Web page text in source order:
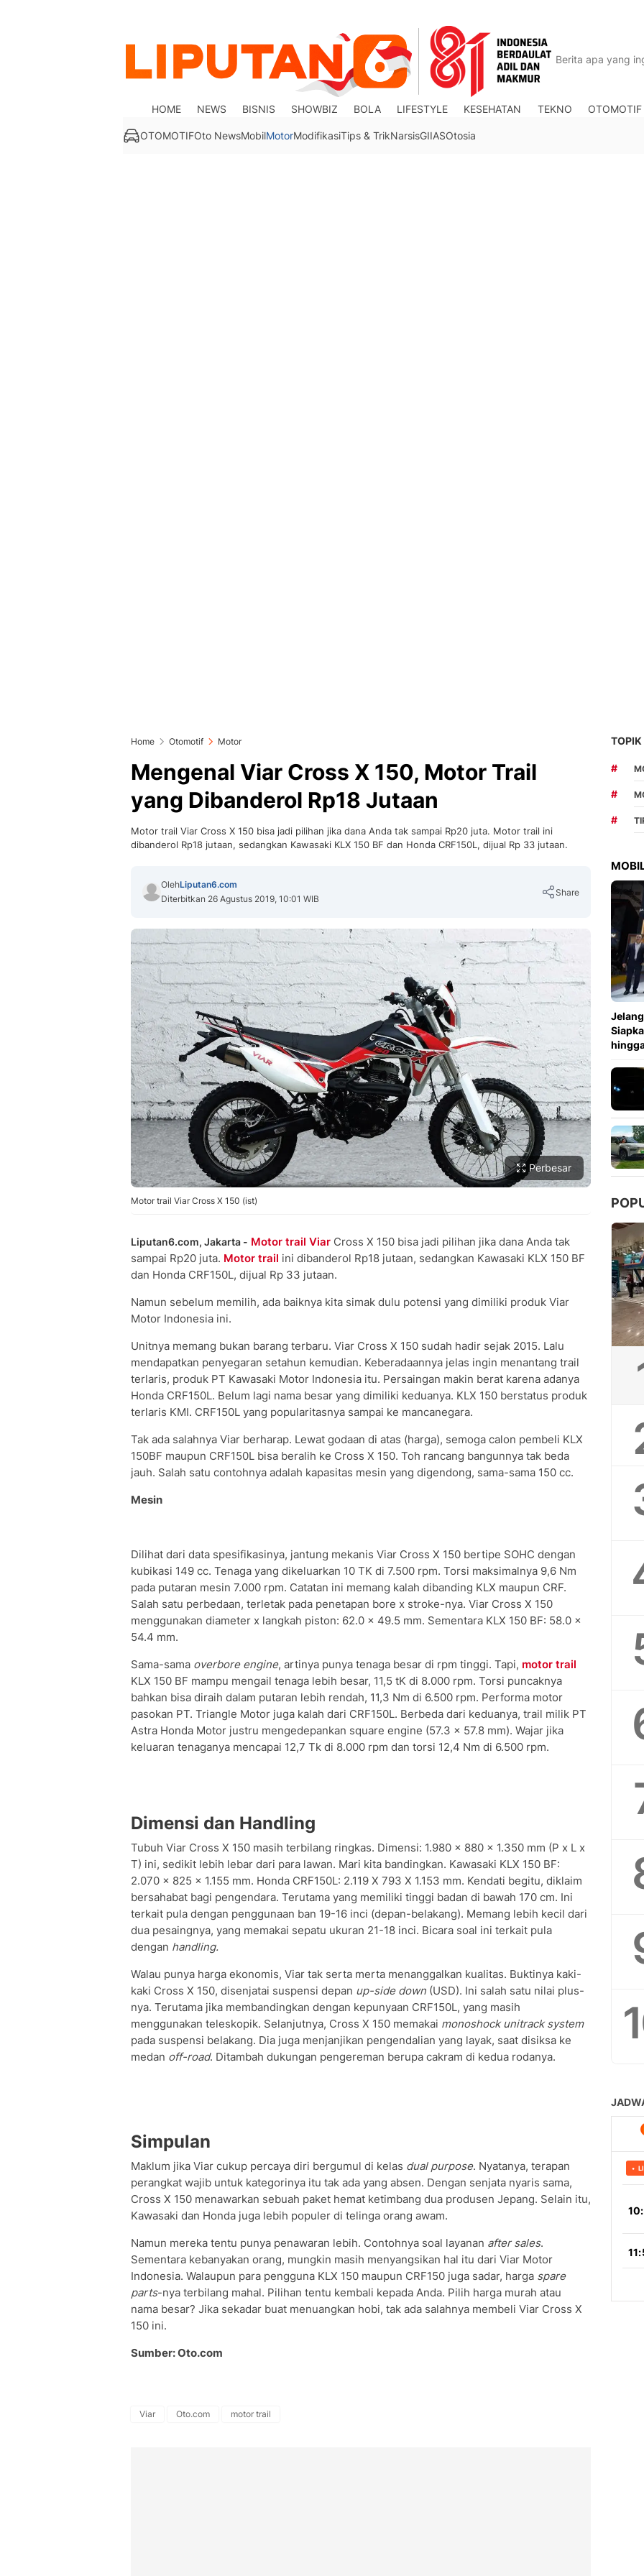
HOME NEWS BISNIS SHOWBIZ BOLA LIFESTYLE KESEHATAN TEKNO OTOMOTIF
OTOMOTIFOto NewsMobilMotorModifikasiTips & TrikNarsisGIIASOtosia
Home Otomotif Motor
Mengenal Viar Cross X 150, Motor Trail
yang Dibanderol Rp18 Jutaan
Motor trail Viar Cross X 150 bisa jadi pilihan jika dana Anda tak sampai Rp20 juta. Motor trail ini
dibanderol Rp18 jutaan, sedangkan Kawasaki KLX 150 BF dan Honda CRF150L, dijual Rp 33 jutaan.
OlehLiputan6.com
Diterbitkan 26 Agustus 2019, 10:01 WIB
Share
Copy Link
Perbesar
Motor trail Viar Cross X 150 (ist)
Liputan6.com, Jakarta - Motor trail Viar Cross X 150 bisa jadi pilihan jika dana Anda tak
sampai Rp20 juta. Motor trail ini dibanderol Rp18 jutaan, sedangkan Kawasaki KLX 150 BF
dan Honda CRF150L, dijual Rp 33 jutaan.
Namun sebelum memilih, ada baiknya kita simak dulu potensi yang dimiliki produk Viar
Motor Indonesia ini.
Unitnya memang bukan barang terbaru. Viar Cross X 150 sudah hadir sejak 2015. Lalu
mendapatkan penyegaran setahun kemudian. Keberadaannya jelas ingin menantang trail
terlaris, produk PT Kawasaki Motor Indonesia itu. Persaingan makin berat karena adanya
Honda CRF150L. Belum lagi nama besar yang dimiliki keduanya. KLX 150 berstatus produk
terlaris KMI. CRF150L yang popularitasnya sampai ke mancanegara.
Tak ada salahnya Viar berharap. Lewat godaan di atas (harga), semoga calon pembeli KLX
150BF maupun CRF150L bisa beralih ke Cross X 150. Toh rancang bangunnya tak beda
jauh. Salah satu contohnya adalah kapasitas mesin yang digendong, sama-sama 150 cc.
Mesin
Dilihat dari data spesifikasinya, jantung mekanis Viar Cross X 150 bertipe SOHC dengan
kubikasi 149 cc. Tenaga yang dikeluarkan 10 TK di 7.500 rpm. Torsi maksimalnya 9,6 Nm
pada putaran mesin 7.000 rpm. Catatan ini memang kalah dibanding KLX maupun CRF.
Salah satu perbedaan, terletak pada penetapan bore x stroke-nya. Viar Cross X 150
menggunakan diameter x langkah piston: 62.0 x 49.5 mm. Sementara KLX 150 BF: 58.0 x
54.4 mm.
Sama-sama overbore engine, artinya punya tenaga besar di rpm tinggi. Tapi, motor trail
KLX 150 BF mampu mengail tenaga lebih besar, 11,5 tK di 8.000 rpm. Torsi puncaknya
bahkan bisa diraih dalam putaran lebih rendah, 11,3 Nm di 6.500 rpm. Performa motor
pasokan PT. Triangle Motor juga kalah dari CRF150L. Berbeda dari keduanya, trail milik PT
Astra Honda Motor justru mengedepankan square engine (57.3 x 57.8 mm). Wajar jika
keluaran tenaganya mencapai 12,7 Tk di 8.000 rpm dan torsi 12,4 Nm di 6.500 rpm.
Dimensi dan Handling
Tubuh Viar Cross X 150 masih terbilang ringkas. Dimensi: 1.980 x 880 x 1.350 mm (P x L x
T) ini, sedikit lebih lebar dari para lawan. Mari kita bandingkan. Kawasaki KLX 150 BF:
2.070 x 825 x 1.155 mm. Honda CRF150L: 2.119 X 793 X 1.153 mm. Kendati begitu, diklaim
bersahabat bagi pengendara. Terutama yang memiliki tinggi badan di bawah 170 cm. Ini
terkait pula dengan penggunaan ban 19-16 inci (depan-belakang). Memang lebih kecil dari
dua pesaingnya, yang memakai sepatu ukuran 21-18 inci. Bicara soal ini terkait pula
dengan handling.
Walau punya harga ekonomis, Viar tak serta merta menanggalkan kualitas. Buktinya kaki-
kaki Cross X 150, disenjatai suspensi depan up-side down (USD). Ini salah satu nilai plus-
nya. Terutama jika membandingkan dengan kepunyaan CRF150L, yang masih
menggunakan teleskopik. Selanjutnya, Cross X 150 memakai monoshock unitrack system
pada suspensi belakang. Dia juga menjanjikan pengendalian yang layak, saat disiksa ke
medan off-road. Ditambah dukungan pengereman berupa cakram di kedua rodanya.
Simpulan
Maklum jika Viar cukup percaya diri bergumul di kelas dual purpose. Nyatanya, terapan
perangkat wajib untuk kategorinya itu tak ada yang absen. Dengan senjata nyaris sama,
Cross X 150 menawarkan sebuah paket hemat ketimbang dua produsen Jepang. Selain itu,
Kawasaki dan Honda juga lebih populer di telinga orang awam.
Namun mereka tentu punya penawaran lebih. Contohnya soal layanan after sales.
Sementara kebanyakan orang, mungkin masih menyangsikan hal itu dari Viar Motor
Indonesia. Walaupun para pengguna KLX 150 maupun CRF150 juga sadar, harga spare
parts-nya terbilang mahal. Pilihan tentu kembali kepada Anda. Pilih harga murah atau
nama besar? Jika sekadar buat menuangkan hobi, tak ada salahnya membeli Viar Cross X
150 ini.
Sumber: Oto.com
Viar Oto.com motor trail
TOPIK
#
#
#